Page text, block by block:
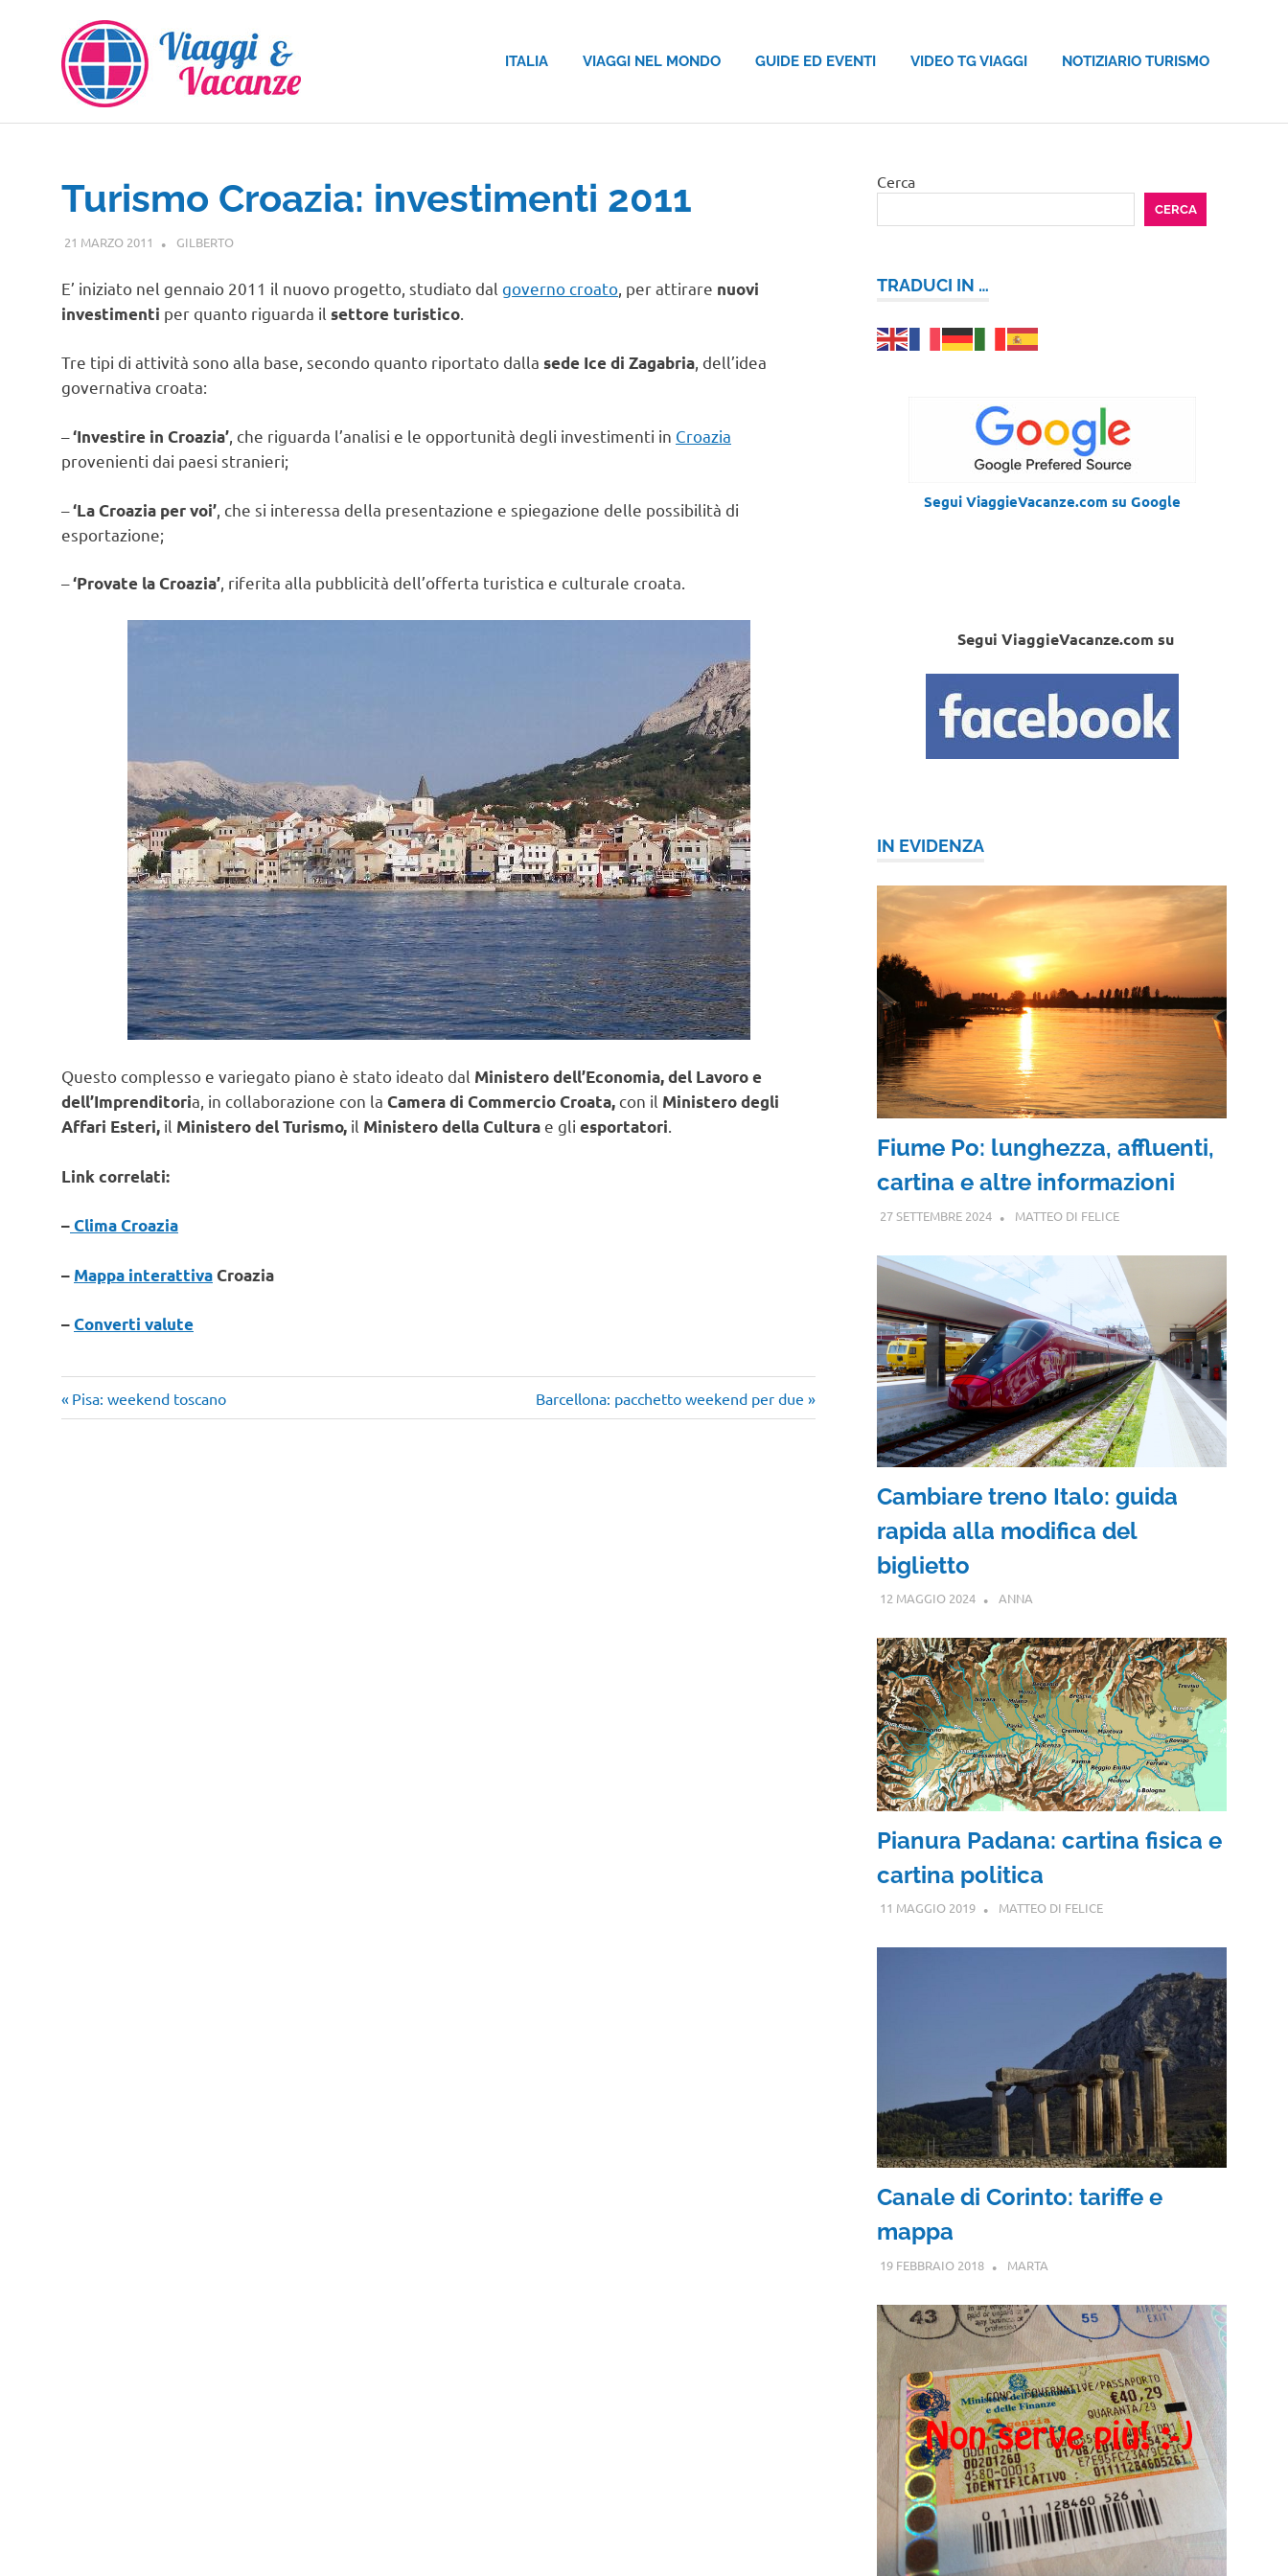
contenuto
ITALIA VIAGGI NEL MONDO GUIDE ED EVENTI VIDEO TG VIAGGI NOTIZIARIO TURISMO
Turismo Croazia: investimenti 2011
21 MARZO 2011 GILBERTONOTIZIE VIAGGI
E’ iniziato nel gennaio 2011 il nuovo progetto, studiato dal governo croato , per attirare nuovi
investimenti per quanto riguarda il settore turistico
Tre tipi di attività sono alla base, secondo quanto riportato dalla sede Ice di Zagabria, dell’idea
governativa croata:
–‘Investire in Croazia’, che riguarda l’analisi e le opportunità degli investimenti in Croazia
provenienti dai paesi stranieri;
–‘La Croazia per voi’ , che si interessa della presentazione e spiegazione delle possibilità di
esportazione;
–‘Provate la Croazia’, riferita alla pubblicità dell’offerta turistica e culturale croata.
Questo complesso e variegato piano è stato ideato dal Ministero dell’Economia, del Lavoro e
dell’Imprenditoria, in collaborazione con la Camera di Commercio Croata, con il Ministero degli
Affari Esteri, il Ministero del Turismo, il Ministero della Cultura e gli esportatori.
Link correlati:
–Clima Croazia
– Mappa interattiva Croazia
–Converti valute
nel
Navigazione
Articolo
precedente:
Pisa: weekend toscano
Articolo
successivo:
Barcellona: pacchetto weekend per due
Cerca
CERCA
TRADUCI IN …
Segui ViaggieVacanze.com su Google
Segui ViaggieVacanze.com su
IN EVIDENZA
Fiume Po: lunghezza, affluenti,
cartina e altre informazioni
27 SETTEMBRE 2024 MATTEO DI FELICE
Cambiare treno Italo: guida
rapida alla modifica del
biglietto
12 MAGGIO 2024 ANNA
Pianura Padana: cartina fisica e
cartina politica
11 MAGGIO 2019 MATTEO DI FELICE
Canale di Corinto: tariffe e
mappa
19 FEBBRAIO 2018 MARTA